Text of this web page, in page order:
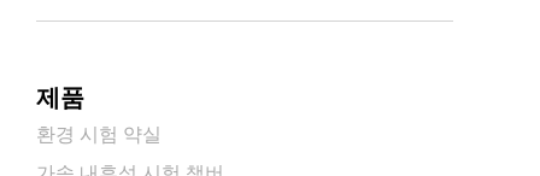
제품
환경 시험 약실